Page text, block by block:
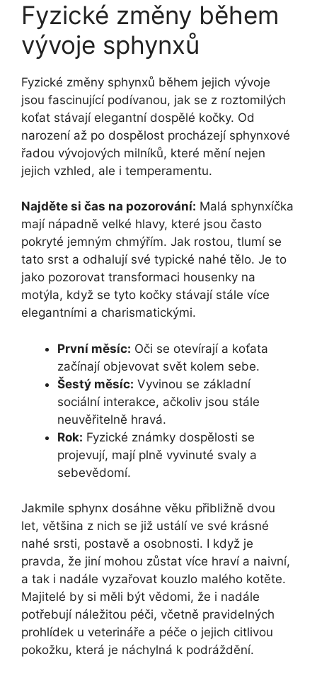
Fyzické změny během
vývoje sphynxů
Fyzické změny sphynxů během jejich vývoje
jsou fascinující podívanou, jak se z roztomilých
koťat stávají elegantní dospělé kočky. Od
narození až po dospělost procházejí sphynxové
řadou vývojových milníků, které mění nejen
jejich vzhled, ale i temperamentu.
Najděte si čas na pozorování: Malá sphynxíčka
mají nápadně velké hlavy, které jsou často
pokryté jemným chmýřím. Jak rostou, tlumí se
tato srst a odhalují své typické nahé tělo. Je to
jako pozorovat transformaci housenky na
motýla, když se tyto kočky stávají stále více
elegantními a charismatickými.
První měsíc: Oči se otevírají a koťata
začínají objevovat svět kolem sebe.
Šestý měsíc: Vyvinou se základní
sociální interakce, ačkoliv jsou stále
neuvěřitelně hravá.
Rok: Fyzické známky dospělosti se
projevují, mají plně vyvinuté svaly a
sebevědomí.
Jakmile sphynx dosáhne věku přibližně dvou
let, většina z nich se již ustálí ve své krásné
nahé srsti, postavě a osobnosti. I když je
pravda, že jiní mohou zůstat více hraví a naivní,
a tak i nadále vyzařovat kouzlo malého kotěte.
Majitelé by si měli být vědomi, že i nadále
potřebují náležitou péči, včetně pravidelných
prohlídek u veterináře a péče o jejich citlivou
pokožku, která je náchylná k podráždění.